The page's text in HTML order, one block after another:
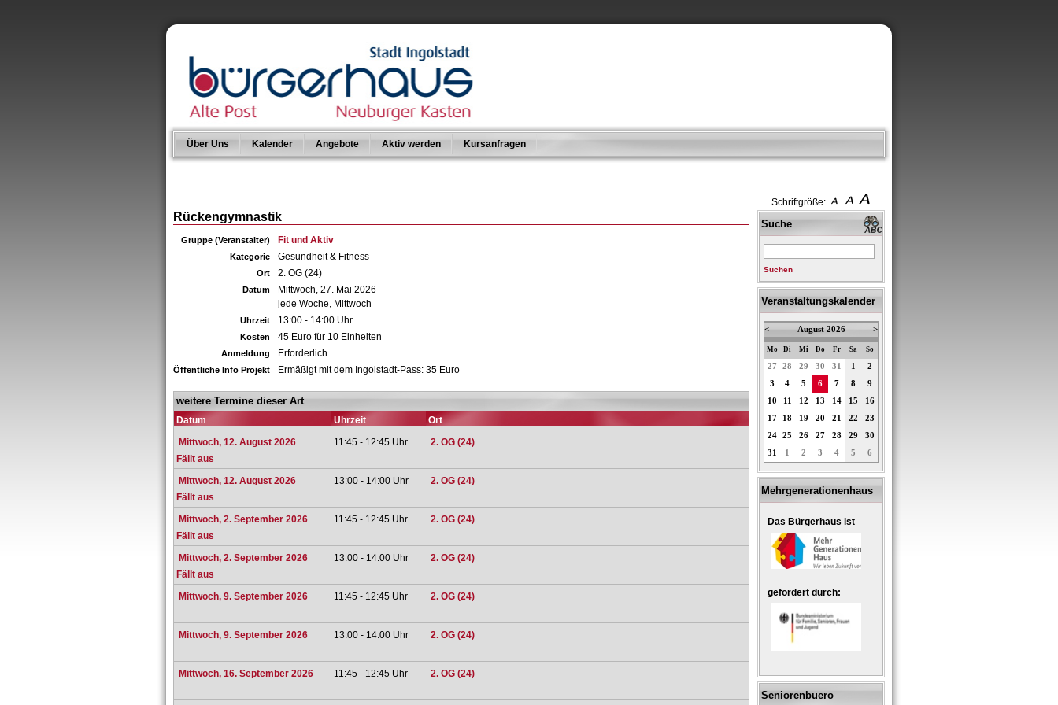
Schriftgröße:
Über Uns Kalender Angebote Aktiv werden Kursanfragen
Rückengymnastik
Gruppe (Veranstalter) Fit und Aktiv
Kategorie Gesundheit & Fitness
Ort 2. OG (24)
Datum
Mittwoch, 27. Mai 2026
jede Woche, Mittwoch
Uhrzeit 13:00 - 14:00 Uhr
Kosten 45 Euro für 10 Einheiten
Anmeldung Erforderlich
Öffentliche Info Projekt Ermäßigt mit dem Ingolstadt-Pass: 35 Euro
weitere Termine dieser Art
Datum Uhrzeit
Ort
Mittwoch, 12. August 2026
Fällt aus
11:45 - 12:45 Uhr 2. OG (24)
Mittwoch, 12. August 2026
Fällt aus
13:00 - 14:00 Uhr 2. OG (24)
Mittwoch, 2. September 2026
Fällt aus
11:45 - 12:45 Uhr 2. OG (24)
Mittwoch, 2. September 2026
Fällt aus
13:00 - 14:00 Uhr 2. OG (24)
Mittwoch, 9. September 2026 11:45 - 12:45 Uhr 2. OG (24)
Mittwoch, 9. September 2026 13:00 - 14:00 Uhr 2. OG (24)
Mittwoch, 16. September 2026 11:45 - 12:45 Uhr 2. OG (24)
Suche
Suchen
Veranstaltungskalender
< August 2026 >
Mo Di Mi Do Fr Sa So
27 28 29 30 31 1
2
3
4 5 6 7 8
9
10
11 12 13 14 15
16
17
18 19 20 21 22
23
24
25 26 27 28 29
30
31
1 2 3 4 5 6
Mehrgenerationenhaus
Das Bürgerhaus ist
gefördert durch:
Seniorenbuero